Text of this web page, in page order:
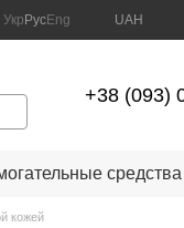
Укр РусEng UAH
+38 (093)
кожей